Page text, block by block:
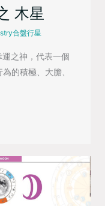
木星
合盤行星
之神，代表一個
的積極、大膽、